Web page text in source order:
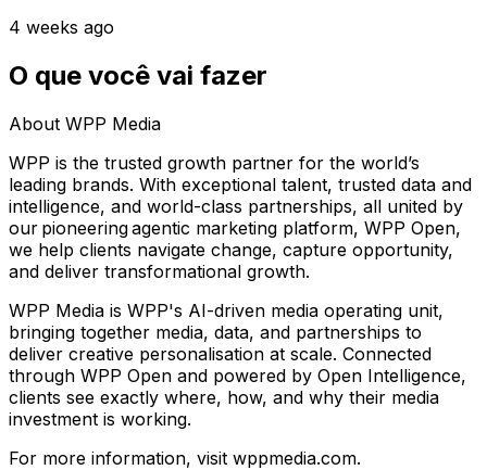
4 weeks ago
O que você vai fazer
About WPP Media
WPP is the trusted growth partner for the world’s
leading brands. With exceptional talent, trusted data and
intelligence, and world-class partnerships, all united by
our pioneering agentic marketing platform, WPP Open,
we help clients navigate change, capture opportunity,
and deliver transformational growth.
WPP Media is WPP's AI-driven media operating unit,
bringing together media, data, and partnerships to
deliver creative personalisation at scale. Connected
through WPP Open and powered by Open Intelligence,
clients see exactly where, how, and why their media
investment is working.
For more information, visit wppmedia.com.